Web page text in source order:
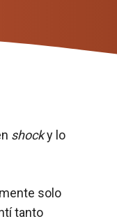
shocky lo
solo
tanto